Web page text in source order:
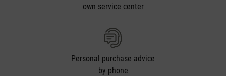
own service center
Personal purchase advice
by phone